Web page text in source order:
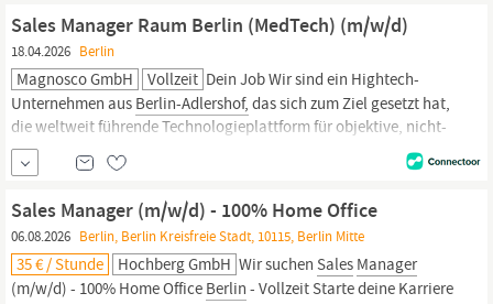
Sales Manager Raum Berlin (MedTech) (m/w/d)
18.04.2026 Berlin
Magnosco GmbH Vollzeit Dein Job Wir sind ein Hightech-
Unternehmen aus Berlin-Adlershof, das sich zum Ziel gesetzt hat,
die weltweit führende Technologieplattform für objektive, nicht-
invasive Hautdiagnostik zu werden. Unsere Hauptanwendung ist
die Hautkrebsfrüherkennung, ein wesentlicher Service für
Patienten weltweit, um die Zahl der Menschen zu reduzieren, die
an...
Sales Manager (m/w/d) - 100% Home Office
06.08.2026 Berlin, Berlin Kreisfreie Stadt, 10115, Berlin Mitte
35 € / Stunde Hochberg GmbH Wir suchen Sales Manager
(m/w/d) - 100% Home Office Berlin - Vollzeit Starte deine Karriere